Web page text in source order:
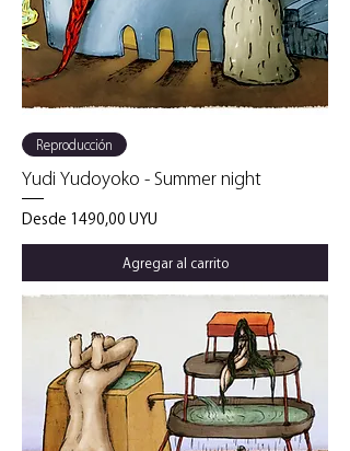
Reproducción
Yudi Yudoyoko - Summer night
Desde 1490,00 UYU
Precio de oferta
Agregar al carrito